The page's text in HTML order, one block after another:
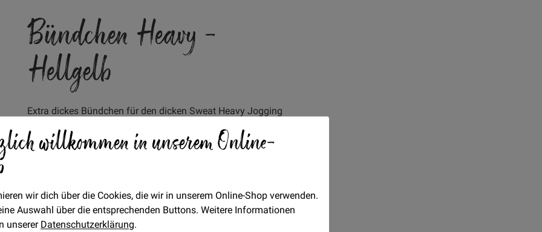
willkommen in unserem Online-
wir dich über die Cookies, die wir in unserem Online-Shop verwenden.
Auswahl über die entsprechenden Buttons. Weitere Informationen
unsererDatenschutzerklärung.
Bündchen Heavy -
Hellgelb
Extra dickes Bündchen für den dicken Sweat Heavy Jogging
Verfügbarkeit
In den Warenkorb